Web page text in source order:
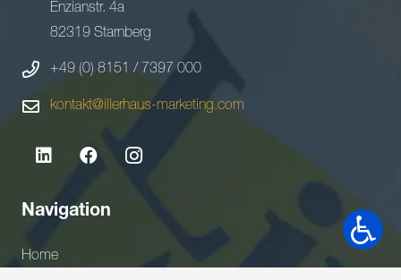
Enzianstr. 4a
82319 Starnberg
+49 (0) 8151 / 7397 000
kontakt@illerhaus-marketing.com
Navigation
Home